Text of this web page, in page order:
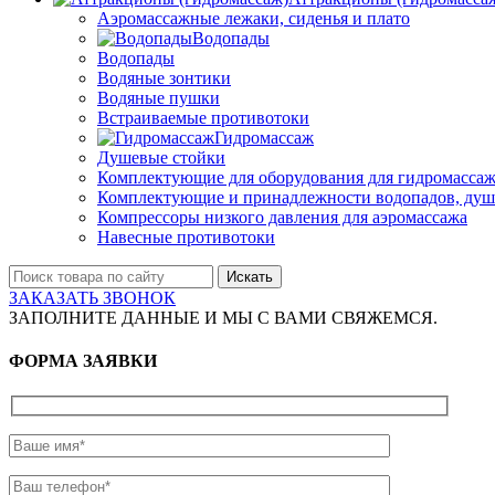
Аэромассажные лежаки, сиденья и плато
Водопады
Водопады
Водяные зонтики
Водяные пушки
Встраиваемые противотоки
Гидромассаж
Душевые стойки
Комплектующие для оборудования для
Комплектующие и принадлежности водопадов,
Компрессоры низкого давления для аэромассажа
Навесные противотоки
Искать
ЗАКАЗАТЬ ЗВОНОК
ЗАПОЛНИТЕ ДАННЫЕ И МЫ С ВАМИ СВЯЖЕМСЯ.
ФОРМА ЗАЯВКИ